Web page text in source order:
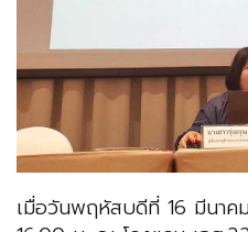
เมื่อวันพฤหัสบดีที่ 16 มีนา